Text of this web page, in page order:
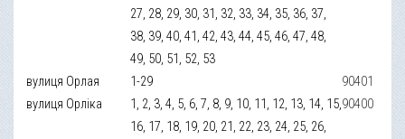
27, 28, 29, 30, 31, 32, 33, 34, 35, 36, 37,
38, 39, 40, 41, 42, 43, 44, 45, 46, 47, 48,
49, 50, 51, 52, 53
вулиця Орлая 1-29
90401
вулиця Орліка
1, 2, 3, 4, 5, 6, 7, 8, 9, 10, 11, 12, 13, 14, 15,
16, 17, 18, 19, 20, 21, 22, 23, 24, 25, 26,
90400